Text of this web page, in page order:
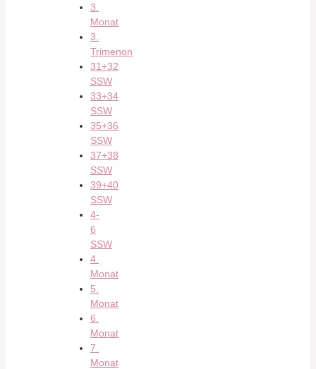
3.
Monat
3.
Trimenon
31+32
SSW
33+34
SSW
35+36
SSW
37+38
SSW
39+40
SSW
4-
6
SSW
4.
Monat
5.
Monat
6.
Monat
7.
Monat